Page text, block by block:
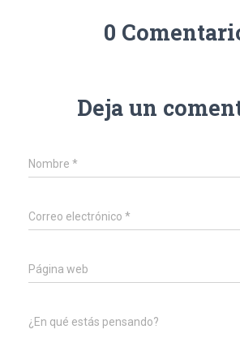
0
Deja un
Nombre *
Correo electrónico *
Página web
¿En qué estás pensando?